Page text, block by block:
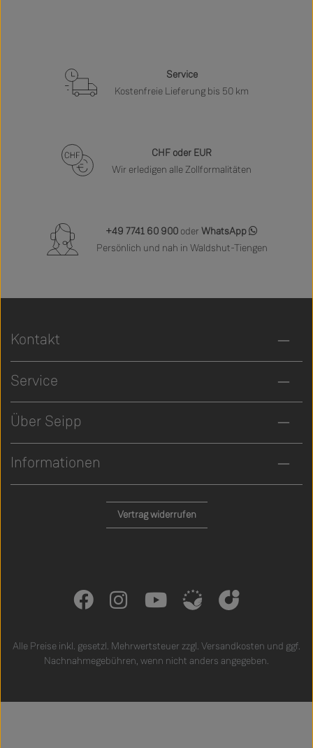
Service
Kostenfreie Lieferung bis 50 km
CHF oder EUR
Wir erledigen alle Zollformalitäten
+49 7741 60 900 oder WhatsApp
Persönlich und nah in Waldshut-Tiengen
Kontakt
Service
Über Seipp
Informationen
Vertrag widerrufen
Alle Preise inkl. gesetzl. Mehrwertsteuer zzgl. Versandkosten und ggf.
Nachnahmegebühren, wenn nicht anders angegeben.